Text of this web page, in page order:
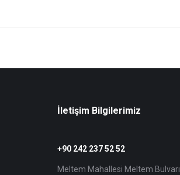
İletişim Bilgilerimiz
+90 242 237 52 52
Meltem Mahallesi Meltem Bulvarı